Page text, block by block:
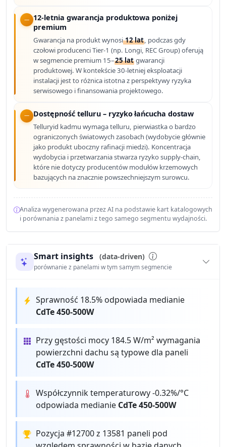
12-letnia gwarancja produktowa poniżej
premium
Gwarancja na produkt wynosi12 lat, podczas gdy
czołowi producenci Tier-1 (np. Longi, REC Group) oferują
w segmencie premium 15–25 lat gwarancji
produktowej. W kontekście 30-letniej eksploatacji
instalacji jest to różnica istotna z perspektywy ryzyka
serwisowego i finansowania projektowego.
Dostępność telluru – ryzyko łańcucha dostaw
Telluryid kadmu wymaga telluru, pierwiastka o bardzo
ograniczonych światowych zasobach (wydobycie głównie
jako produkt uboczny rafinacji miedzi). Koncentracja
wydobycia i przetwarzania stwarza ryzyko supply-chain,
które nie dotyczy producentów modułów krzemowych
bazujących na znacznie powszechniejszym surowcu.
Analiza wygenerowana przez AI na podstawie kart katalogowych
i porównania z panelami z tego samego segmentu wydajności.
Smart insights (data-driven)
porównanie z panelami w tym samym segmencie
Sprawność 18.5% odpowiada medianie
CdTe 450-500W
Przy gęstości mocy 184.5 W/m² wymagania
powierzchni dachu są typowe dla paneli
CdTe 450-500W
Współczynnik temperaturowy -0.32%/°C
odpowiada medianie CdTe 450-500W
Pozycja #12700 z 13581 paneli pod